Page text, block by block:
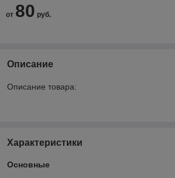
от 80 руб.
Описание
Описание товара:
Характеристики
Основные